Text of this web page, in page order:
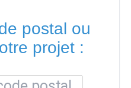
postal ou
projet :